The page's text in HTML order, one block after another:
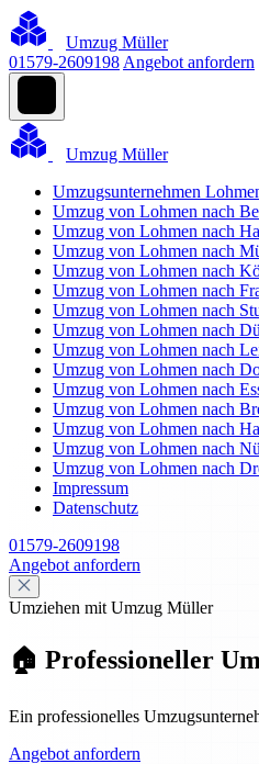
Umzug Müller
01579-2609198 Angebot anfordern
Umzug Müller
Umzugsunternehmen
Umzug von Lohmen nach
Umzug von Lohmen nach
Umzug von Lohmen nach
Umzug von Lohmen nach
Umzug von Lohmen nach
Umzug von Lohmen nach
Umzug von Lohmen nach
Umzug von Lohmen nach
Umzug von Lohmen nach
Umzug von Lohmen nach
Umzug von Lohmen nach
Umzug von Lohmen nach
Umzug von Lohmen nach
Umzug von Lohmen nach
Impressum
Datenschutz
01579-2609198
Angebot anfordern
Umziehen mit Umzug Müller
🏠 Professioneller
Ein professionelles
Angebot anfordern